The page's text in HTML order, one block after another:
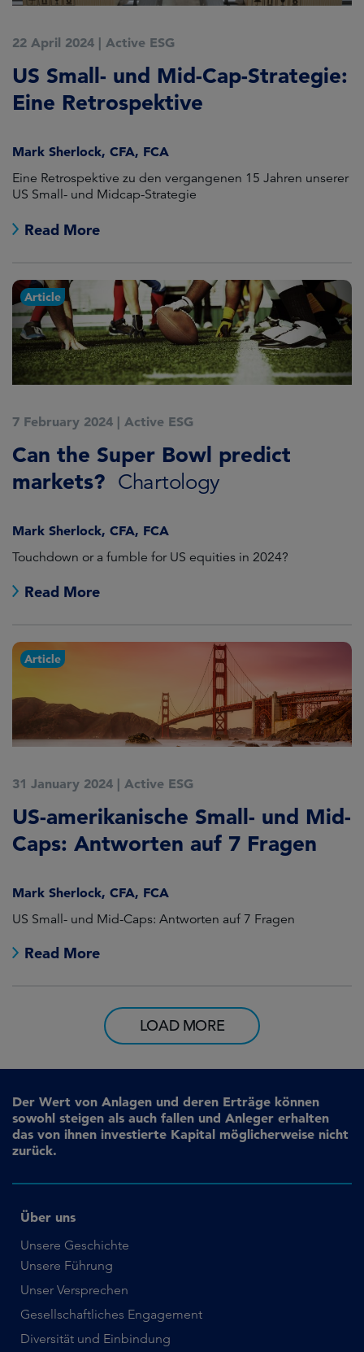
22 April 2024 | Active ESG
US Small- und Mid-Cap-Strategie:
Eine Retrospektive
Mark Sherlock, CFA, FCA
Eine Retrospektive zu den vergangenen 15 Jahren unserer
US Small- und Midcap-Strategie
Read More
Article
7 February 2024 | Active ESG
Can the Super Bowl predict
markets? Chartology
Mark Sherlock, CFA, FCA
Touchdown or a fumble for US equities in 2024?
Read More
Article
31 January 2024 | Active ESG
US-amerikanische Small- und Mid-
Caps: Antworten auf 7 Fragen
Mark Sherlock, CFA, FCA
US Small- und Mid-Caps: Antworten auf 7 Fragen
Read More
LOAD MORE
Der Wert von Anlagen und deren Erträge können
sowohl steigen als auch fallen und Anleger erhalten
das von ihnen investierte Kapital möglicherweise nicht
zurück.
Über uns
Unsere Geschichte
Unsere Führung
Unser Versprechen
Gesellschaftliches Engagement
Diversität und Einbindung